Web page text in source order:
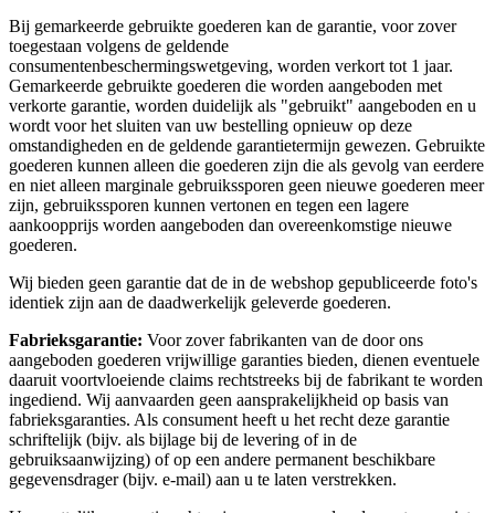
Bij gemarkeerde gebruikte goederen kan de garantie, voor zover
toegestaan volgens de geldende
consumentenbeschermingswetgeving, worden verkort tot 1 jaar.
Gemarkeerde gebruikte goederen die worden aangeboden met
verkorte garantie, worden duidelijk als "gebruikt" aangeboden en u
wordt voor het sluiten van uw bestelling opnieuw op deze
omstandigheden en de geldende garantietermijn gewezen. Gebruikte
goederen kunnen alleen die goederen zijn die als gevolg van eerdere
en niet alleen marginale gebruikssporen geen nieuwe goederen meer
zijn, gebruikssporen kunnen vertonen en tegen een lagere
aankoopprijs worden aangeboden dan overeenkomstige nieuwe
goederen.
Wij bieden geen garantie dat de in de webshop gepubliceerde foto's
identiek zijn aan de daadwerkelijk geleverde goederen.
Fabrieksgarantie: Voor zover fabrikanten van de door ons
aangeboden goederen vrijwillige garanties bieden, dienen eventuele
daaruit voortvloeiende claims rechtstreeks bij de fabrikant te worden
ingediend. Wij aanvaarden geen aansprakelijkheid op basis van
fabrieksgaranties. Als consument heeft u het recht deze garantie
schriftelijk (bijv. als bijlage bij de levering of in de
gebruiksaanwijzing) of op een andere permanent beschikbare
gegevensdrager (bijv. e-mail) aan u te laten verstrekken.